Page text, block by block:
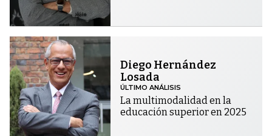
Diego Hernández
Losada
ÚLTIMO ANÁLISIS
La multimodalidad en la
educación superior en 2025